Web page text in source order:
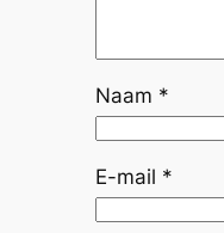
Naam *
E-mail *